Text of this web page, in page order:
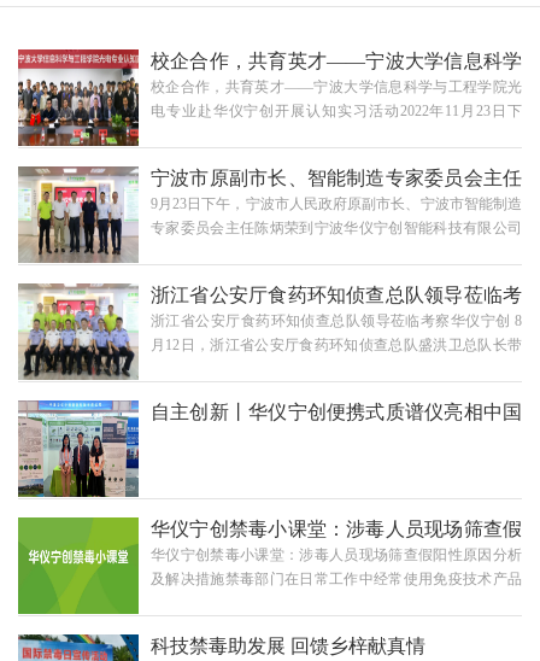
校企合作，共育英才——宁波大学信息科学
与工程学院光电专业赴华仪宁创开展认知实
校企合作，共育英才——宁波大学信息科学与工程学院光
电专业赴华仪宁创开展认知实习活动2022年11月23日下
学与工程学院光电专业学生赴宁波华仪宁创智能科技有限
公司开展调研学习和认知实习活动，推进校企“产学研”结
合力度，实现深度融合。华仪宁创公司总经理、宁波大学
化企业——华仪宁创“中华自主高端仪器宁波创造”的创
业…
宁波市原副市长、智能制造专家委员会主任
陈炳荣 一行莅临华仪宁创考察调研
9月23日下午，宁波市人民政府原副市长、宁波市智能制造
专家委员会主任陈炳荣到宁波华仪宁创智能科技有限公司
合影华仪宁创总经理闻路红教授对各位领导的到访表示热
烈欢迎，并衷心感谢市委市政府对公司发展的长期关心与
支持。闻路红向来访领导详细汇报了华仪宁创智能制造的
成果，有效支撑了宁波市“智能制造”建设，已广泛应…
浙江省公安厅食药环知侦查总队领导莅临考
察华仪宁创
浙江省公安厅食药环知侦查总队领导莅临考察华仪宁创 8
月12日，浙江省公安厅食药环知侦查总队盛洪卫总队长带
一伟支队长等领导随行考察。宁波市公安局食药环犯罪侦
并衷心感谢省公安厅、市公安局及区分局对公司发展…
自主创新丨华仪宁创便携式质谱仪亮相中国
华仪宁创禁毒小课堂：涉毒人员现场筛查假
阳性原因分析及解决措施
华仪宁创禁毒小课堂：涉毒人员现场筛查假阳性原因分析
及解决措施禁毒部门在日常工作中经常使用免疫技术产品
要再次进行司法实验室的定性检测进行确证。然而，在实
科技禁毒助发展 回馈乡梓献真情